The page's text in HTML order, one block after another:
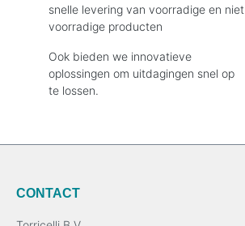
snelle levering van voorradige en niet
voorradige producten
Ook bieden we innovatieve
oplossingen om uitdagingen snel op
te lossen.
CONTACT